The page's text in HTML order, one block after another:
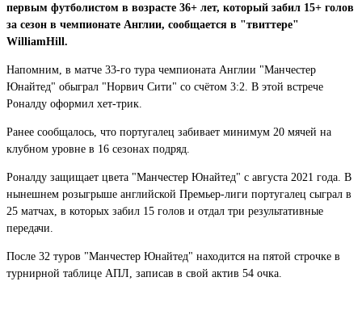
первым футболистом в возрасте 36+ лет, который забил 15+ голов
за сезон в чемпионате Англии, сообщается в "твиттере"
WilliamHill.
Напомним, в матче 33-го тура чемпионата Англии "Манчестер
Юнайтед" обыграл "Норвич Сити" со счётом 3:2. В этой встрече
Роналду оформил хет-трик.
Ранее сообщалось, что португалец забивает минимум 20 мячей на
клубном уровне в 16 сезонах подряд.
Роналду защищает цвета "Манчестер Юнайтед" с августа 2021 года. В
нынешнем розыгрыше английской Премьер-лиги португалец сыграл в
25 матчах, в которых забил 15 голов и отдал три результативные
передачи.
После 32 туров "Манчестер Юнайтед" находится на пятой строчке в
турнирной таблице АПЛ, записав в свой актив 54 очка.